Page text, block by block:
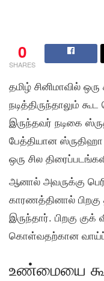
0
SHARES
தமிழ் சினிமாவில்
நடித்திருந்தாலும்
இருந்தவர் நடிகை
பேத்தியான ஸ்ருதிஹா
ஒரு சில
ஆனால் அவருக்கு
காரணத்தினால் பிறகு
இருந்தார். பிறகு
கொள்வதற்கான
உண்மையை